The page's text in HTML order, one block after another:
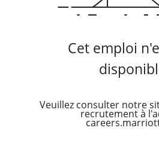
Cet emploi
Veuillez consulter notre
recrutement à